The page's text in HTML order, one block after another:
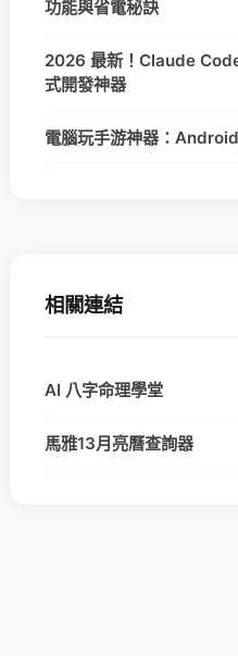
功能與省電秘訣
2026 最新！Claude
式開發神器
電腦玩手游神器：
相關連結
AI 八字命理學堂
馬雅13月亮曆查詢器